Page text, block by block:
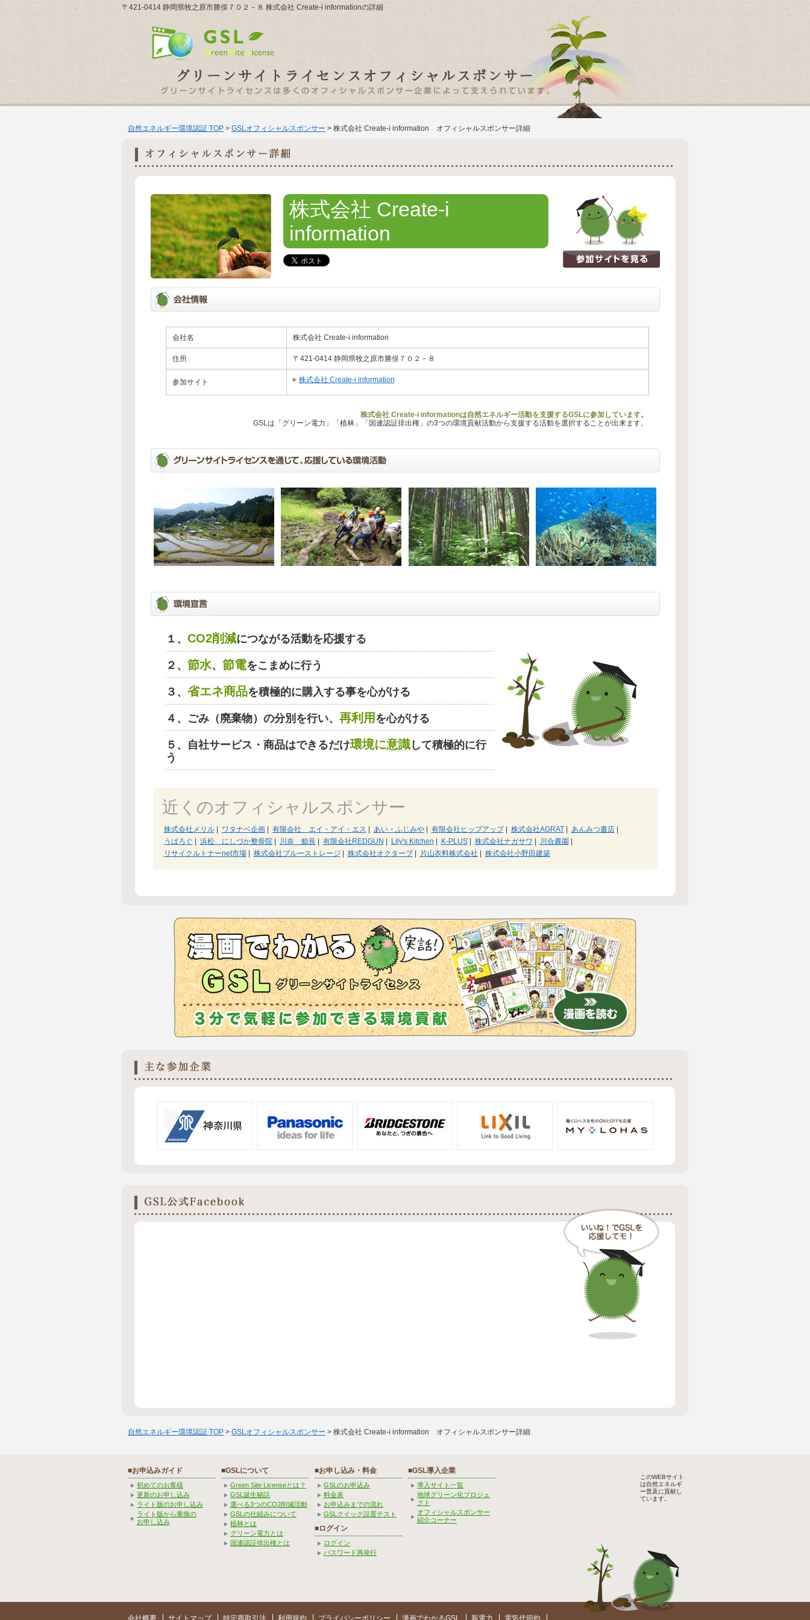
〒421-0414 静岡県牧之原市勝俣７０２－８ 株式会社 Create-i informationの詳細
自然エネルギー環境認証 TOP > GSLオフィシャルスポンサー > 株式会社 Create-i information オフィシャルスポンサー詳細
株式会社 Create-i
information
会社名 株式会社 Create-i information
住所 〒421-0414 静岡県牧之原市勝俣７０２－８
参加サイト 株式会社 Create-i information
株式会社 Create-i informationは自然エネルギー活動を支援するGSLに参加しています。
GSLは「グリーン電力」「植林」「国連認証排出権」の3つの環境貢献活動から支援する活動を選択することが出来ます。
１、 CO2削減につながる活動を応援する
２、 節水、 節電をこまめに行う
３、 省エネ商品を積極的に購入する事を心がける
４、ごみ（廃棄物）の分別を行い、 再利用 を心がける
５、自社サービス・商品はできるだけ環境に意識して積極的に行
う
近くのオフィシャルスポンサー
株式会社メリル| ワタナベ企画| 有限会社 エイ・アイ・エス あい・ふじみや| 有限会社ヒップアップ| 株式会社AGRAT| あんみつ書店|
うばろぐ
浜松 にしづか整骨院| 川奈 鮨長| 有限会社REDGUN Lily's Kitchen K-PLUS| 株式会社ナガサワ 川合農園
リサイクルトナーnet市場| 株式会社ブルーストレージ 株式会社オクターブ| 片山衣料株式会社 株式会社小野田建築
自然エネルギー環境認証 TOP > GSLオフィシャルスポンサー > 株式会社 Create-i information オフィシャルスポンサー詳細
■お申込みガイド
初めてのお客様
更新のお申し込み
ライト版のお申し込み
ライト版から乗換の
お申し込み
■GSLについて
Green Site Licenseとは？
GSL誕生秘話
選べる3つのCO2削減活動
GSLの仕組みについて
植林とは
グリーン電力とは
国連認証排出権とは
■お申し込み・料金
GSLのお申込み
料金表
お申込みまでの流れ
GSLクイック設置テスト
■ログイン
ログイン
パスワード再発行
■GSL導入企業
導入サイト一覧
地球グリーン化プロジェ
クト
オフィシャルスポンサー
紹介コーナー
このWEBサイト
は自然エネルギ
ー普及に貢献し
ています。
会社概要 サイトマップ 特定商取引法 利用規約 プライバシーポリシー 漫画でわかるGSL 新電力 電気代節約